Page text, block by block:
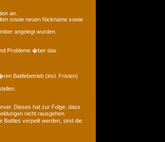
an.
sowie neuen Nickname sowie
angelegt wurden.
Probleme �ber das
Battlebetrieb (incl. Fristen)
Dieses hat zur Folge, dass
nicht rausgehen.
Battles verpeilt werden, sind die